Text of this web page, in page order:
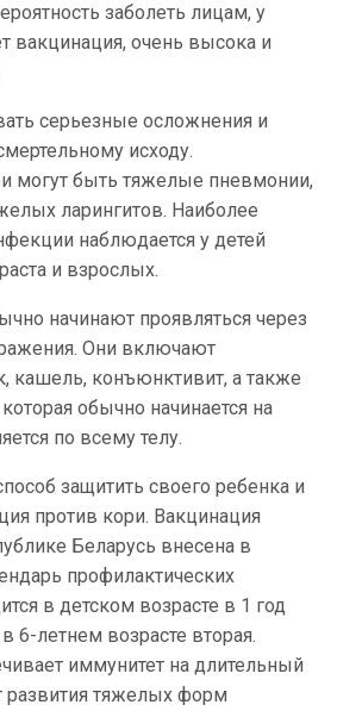
заболеть лицам, у
вакцинация, очень высока и
серьезные осложнения и
исходу.
могут быть тяжелые пневмонии,
ларингитов. Наиболее
наблюдается у детей
и взрослых.
начинают проявляться через
Они включают
кашель, конъюнктивит, а также
обычно начинается на
по всему телу.
защитить своего ребенка и
против кори. Вакцинация
Беларусь внесена в
профилактических
в детском возрасте в 1 год
6-летнем возрасте вторая.
иммунитет на длительный
развития тяжелых форм